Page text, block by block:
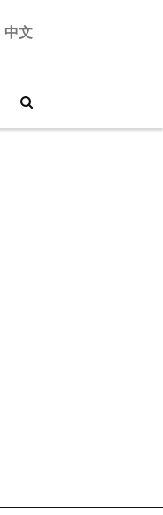
中文